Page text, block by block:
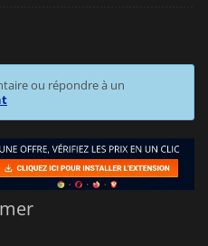
ou répondre à un